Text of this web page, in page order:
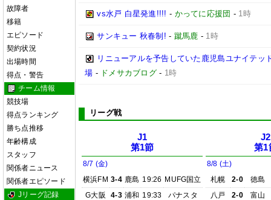
故障者
移籍
エピソード
契約状況
出場時間
得点・警告
チーム情報
競技場
得点ランキング
勝ち点推移
年齢構成
スタッフ
関係者ニュース
関係者エピソード
Jリーグ記録
vs水戸 白星発進!!!! - かってに応援団 - 1時
サンキュー 秋春制! - 蹴馬鹿 - 1時
リニューアルを予告していた鹿児島ユナイテッ
場 - ドメサカブログ- 1時
リーグ戦
J1
第1節
8/7 (金)
横浜FM 3-4 鹿島 19:26 MUFG国立
G大阪
4-3 浦和 19:33
パナスタ
J2
第1
8/8 (土)
札幌
2-0
徳島
八戸
2-0
富山